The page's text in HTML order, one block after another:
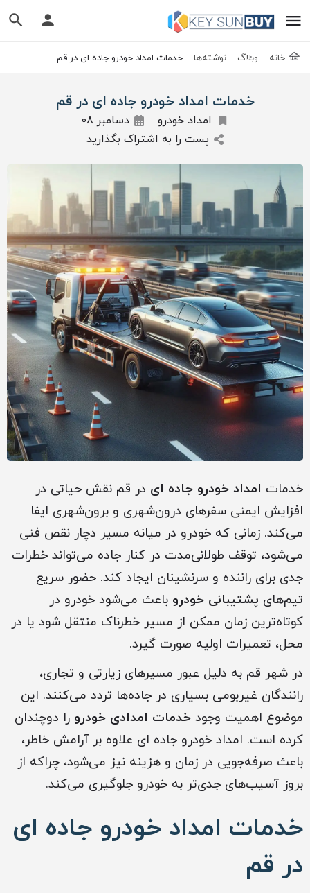
خانه وبلاگ نوشته‌ها خدمات امداد خودرو جاده ای در قم
خدمات امداد خودرو جاده ای در قم
امداد خودرو
دسامبر 08
پست را به اشتراک بگذارید
خدمات امداد خودرو جاده ای در قم نقش حیاتی در
افزایش ایمنی سفرهای درون‌شهری و برون‌شهری ایفا
می‌کند. زمانی که خودرو در میانه مسیر دچار نقص فنی
می‌شود، توقف طولانی‌مدت در کنار جاده می‌تواند خطرات
جدی برای راننده و سرنشینان ایجاد کند. حضور سریع
تیم‌های پشتیبانی خودرو باعث می‌شود خودرو در
کوتاه‌ترین زمان ممکن از مسیر خطرناک منتقل شود یا در
محل، تعمیرات اولیه صورت گیرد.
در شهر قم به دلیل عبور مسیرهای زیارتی و تجاری،
رانندگان غیربومی بسیاری در جاده‌ها تردد می‌کنند. این
موضوع اهمیت وجود خدمات امدادی خودرو را دوچندان
کرده است. امداد خودرو جاده ای علاوه بر آرامش خاطر،
باعث صرفه‌جویی در زمان و هزینه نیز می‌شود، چراکه از
بروز آسیب‌های جدی‌تر به خودرو جلوگیری می‌کند.
خدمات امداد خودرو جاده ای
در قم